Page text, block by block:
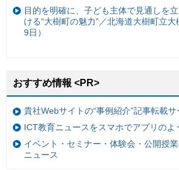
目的を明確に、子ども主体で見通しを
ける“大樹町の魅力”／北海道大樹町立
9日）
おすすめ情報 <PR>
貴社Webサイトの“事例紹介”記事転載サ
ICT教育ニュースをスマホでアプリのよ
イベント・セミナー・体験会・公開授
ニュース